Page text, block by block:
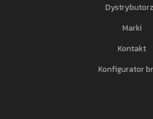
Marki
Kontakt
Konfigurator